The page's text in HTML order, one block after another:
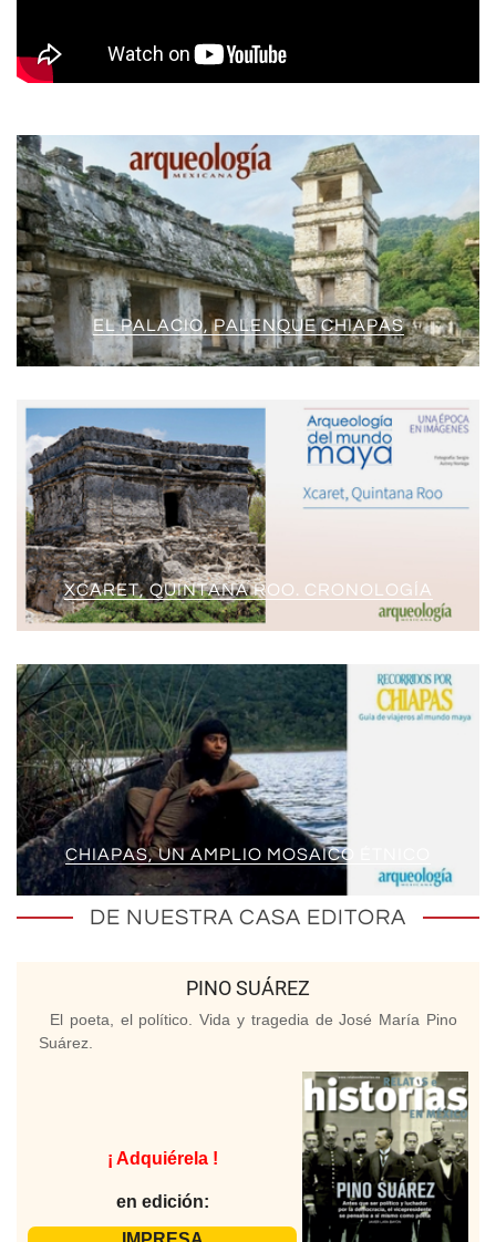
EL PALACIO, PALENQUE CHIAPAS
XCARET, QUINTANA ROO. CRONOLOGÍA
CHIAPAS, UN AMPLIO MOSAICO ÉTNICO
DE NUESTRA CASA EDITORA
PINO SUÁREZ
El poeta, el político. Vida y tragedia de José María Pino
Suárez.
¡ Adquiérela !
en edición: